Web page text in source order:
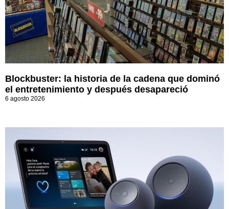
Blockbuster: la historia de la cadena que dominó
el entretenimiento y después desapareció
6 agosto 2026